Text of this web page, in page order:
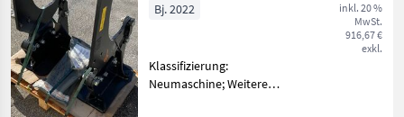
inkl. 20 %
MwSt.
916,67 €
exkl.
Bj. 2022
Klassifizierung:
Neumaschine; Weitere